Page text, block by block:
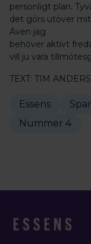
personligt plan.
det görs utöver
Även jag
behöver aktivt
vill ju vara
TEXT: TIM
Essens
Nummer 4